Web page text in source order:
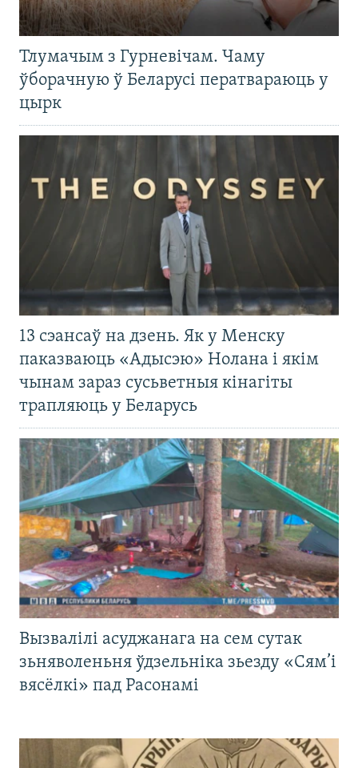
Тлумачым з Гурневічам. Чаму
ўборачную ў Беларусі ператвараюць у
цырк
13 сэансаў на дзень. Як у Менску
паказваюць «Адысэю» Нолана і якім
чынам зараз сусьветныя кінагіты
трапляюць у Беларусь
Вызвалілі асуджанага на сем сутак
зьняволеньня ўдзельніка зьезду «Сям’і
вясёлкі» пад Расонамі